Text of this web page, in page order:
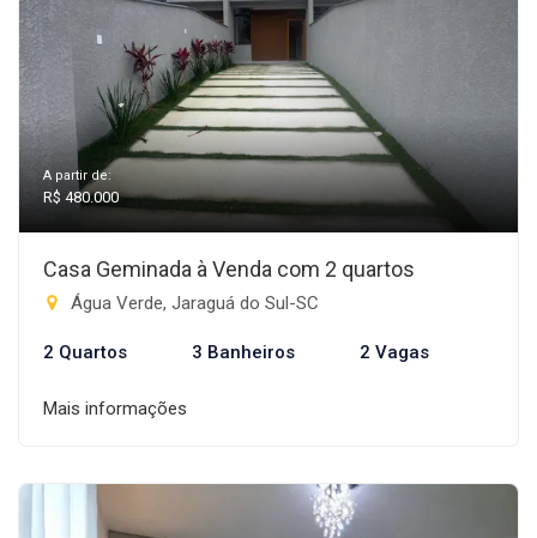
A partir de:
R$ 480.000
Casa Geminada à Venda com 2 quartos
Água Verde, Jaraguá do Sul-SC
2 Quartos 3 Banheiros 2 Vagas
Mais informações